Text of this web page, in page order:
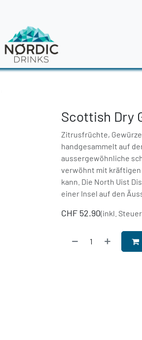
Scottish Dry
Zitrusfrüchte,
handgesammelt auf
aussergewöhnliche
verwöhnt mit kräftigen
kann. Die North Uist
einer Insel auf den
CHF 52.90(inkl.